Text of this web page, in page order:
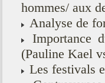
hommes/ aux
Analyse de
Importance
(Pauline Kael
Les festivals